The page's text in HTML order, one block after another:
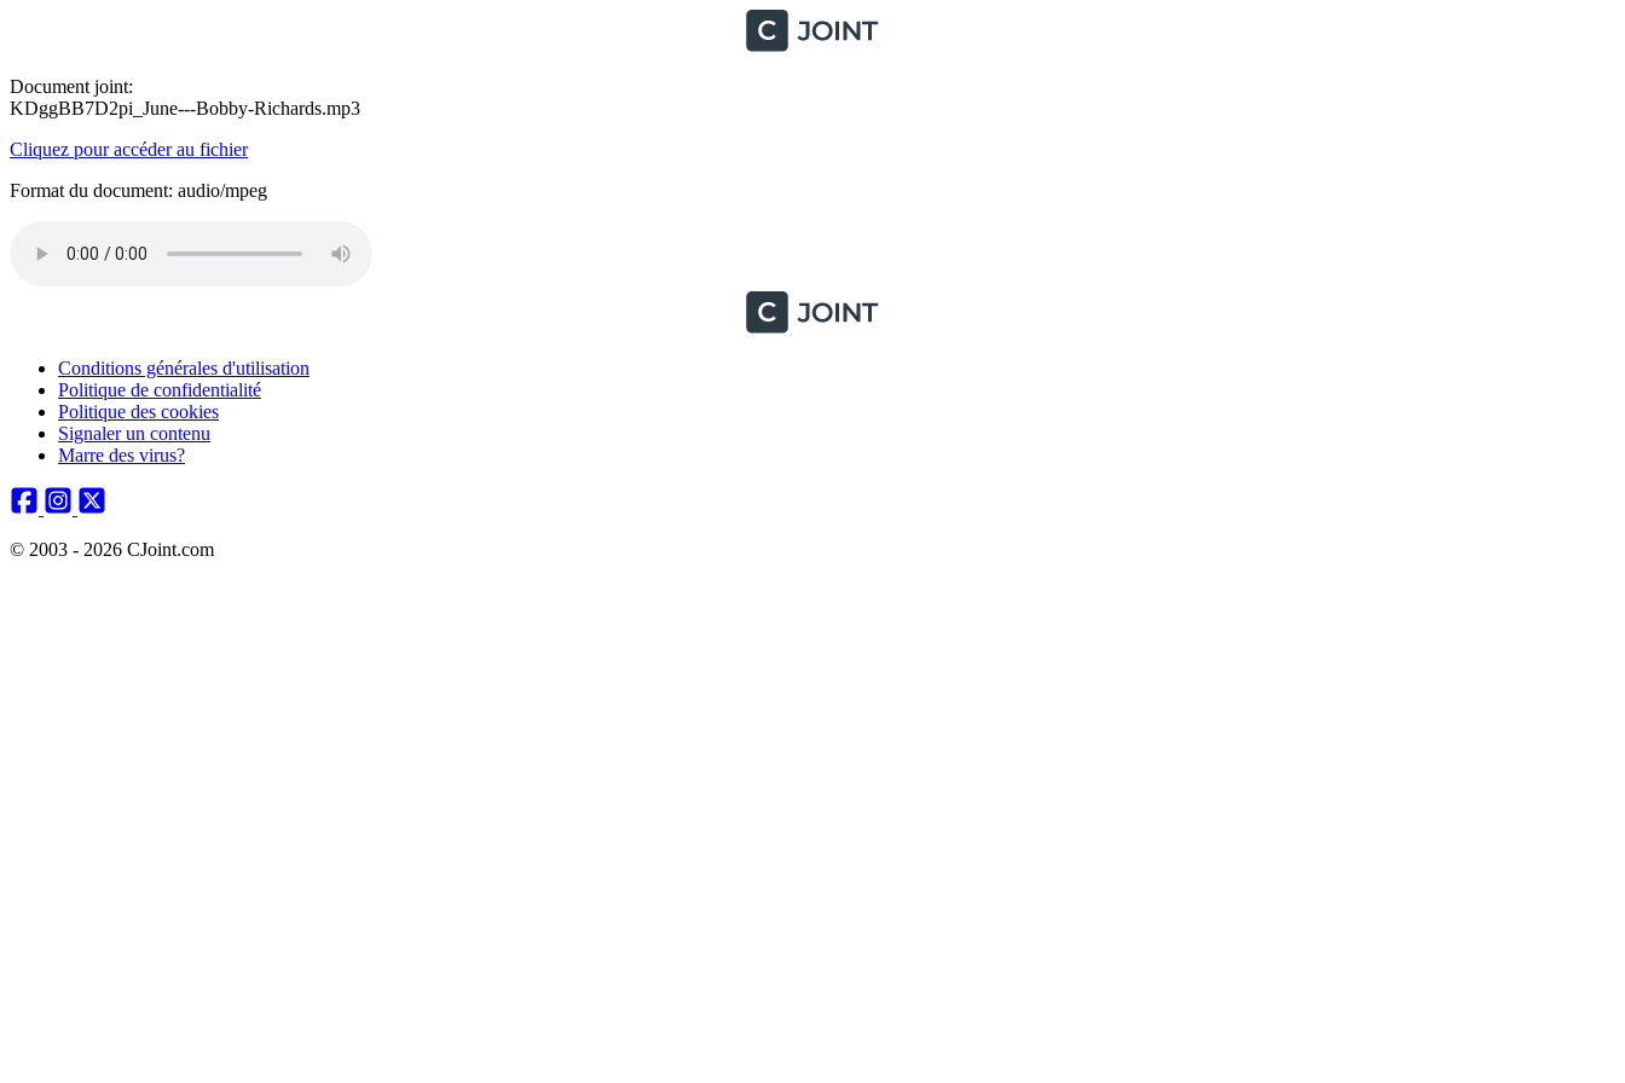
Document joint:
KDggBB7D2pi_June---Bobby-Richards.mp3
Cliquez pour accéder au fichier
Format du document: audio/mpeg
Conditions générales d'utilisation
Politique de confidentialité
Politique des cookies
Signaler un contenu
Marre des virus?
© 2003 - 2026 CJoint.com